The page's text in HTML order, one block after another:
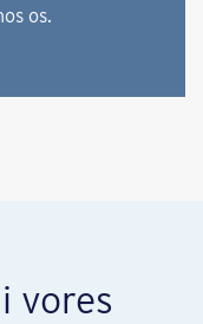
os.
vores